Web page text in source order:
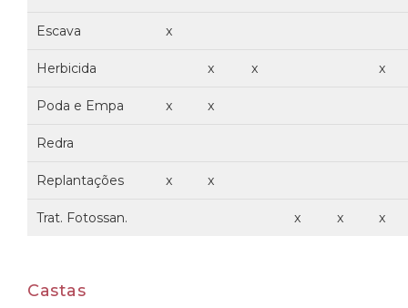
Escava x
Herbicida x x x
Poda e Empa x x
Redra
Replantações x x
Trat. Fotossan. x x x
Castas